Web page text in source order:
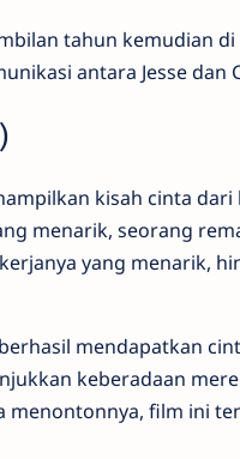
tahun kemudian
antara Jesse dan
kisah cinta
menarik, seorang
yang menarik,
mendapatkan
keberadaan
film ini